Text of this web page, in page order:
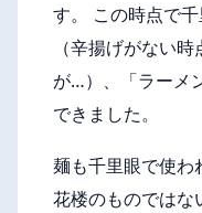
す。 この時点で
（辛揚げがない
が…）、「ラーメ
できました。
麺も千里眼で使わ
花楼のものではな